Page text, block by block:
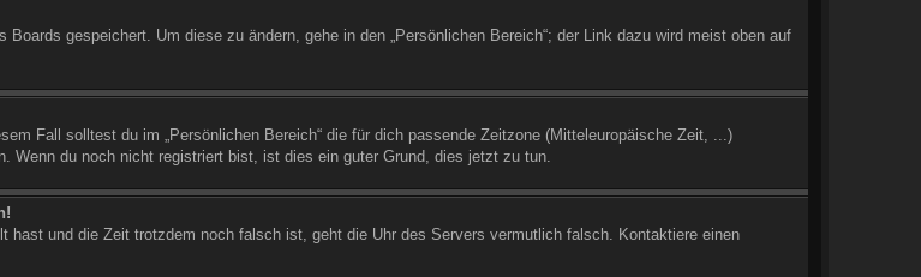
gespeichert. Um diese zu ändern, gehe in den „Persönlichen Bereich“; der Link dazu wird meist oben auf
Fall solltest du im „Persönlichen Bereich“ die für dich passende Zeitzone (Mitteleuropäische Zeit, ...)
Wenn du noch nicht registriert bist, ist dies ein guter Grund, dies jetzt zu tun.
und die Zeit trotzdem noch falsch ist, geht die Uhr des Servers vermutlich falsch. Kontaktiere einen